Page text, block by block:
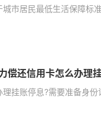
市居民最低生活保障标
偿还信用卡怎么办理挂
挂账停息?需要准备身